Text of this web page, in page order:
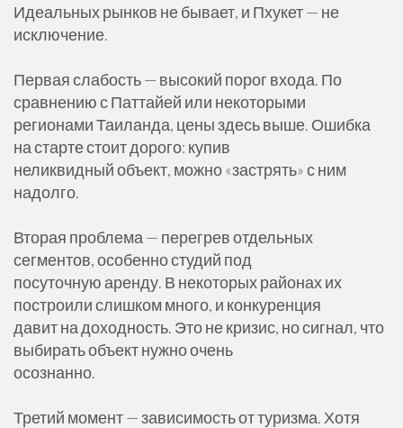
Идеальных рынков не бывает, и Пхукет — не
исключение.
Первая слабость — высокий порог входа. По
сравнению с Паттайей или некоторыми
регионами Таиланда, цены здесь выше. Ошибка
на старте стоит дорого: купив
неликвидный объект, можно «застрять» с ним
надолго.
Вторая проблема — перегрев отдельных
сегментов, особенно студий под
посуточную аренду. В некоторых районах их
построили слишком много, и конкуренция
давит на доходность. Это не кризис, но сигнал, что
выбирать объект нужно очень
осознанно.
Третий момент — зависимость от туризма. Хотя